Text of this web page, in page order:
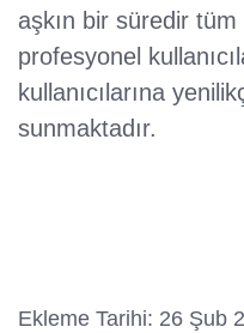
aşkın bir süredir
profesyonel
kullanıcılarına
sunmaktadır.
Ekleme Tarihi: 26 Şub